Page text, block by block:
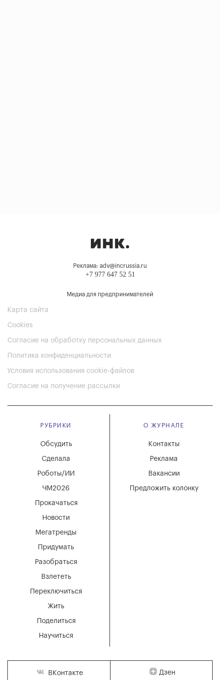
Реклама: adv@incrussia.ru
+7 977 647 52 51
Медиа для предпринимателей
Карта сайта
Cookies
Согласие на обработку персональных данных
Политика конфиденциальности
Условия использования cookie-файлов
Согласие на получение рассылки
РУБРИКИ
Мегатренды
Придумать
Разобраться
Взлететь
Новости
Переключиться
Жить
Поделиться
Научиться
Обсудить
Сделала
Роботы/ИИ
ЧМ2026
Прокачаться
О ЖУРНАЛЕ
Вакансии
Реклама
Контакты
Предложить колонку
ВКонтакте Дзен